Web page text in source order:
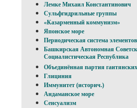
Лемке Михаил Константинович
Сульфгидрильные группы
«Казарменный коммунизм»
Японское море
Периодическая система элементов
Башкирская Автономная
Социалистическая Республика
Объединённая партия
Глициния
Иммунитет (историч.)
Андаманское море
Сенсуализм